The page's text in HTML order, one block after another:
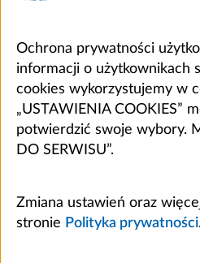
Ochrona prywatności
informacji o użytkownikach
cookies wykorzystujemy w
„USTAWIENIA COOKIES”
potwierdzić swoje wybory.
DO SERWISU”.
Zmiana ustawień oraz
stronie Polityka prywatności